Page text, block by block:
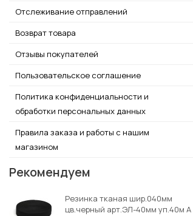
Отслеживание отправлений
Возврат товара
Отзывы покупателей
Пользовательское соглашение
Политика конфиденциальности и
обработки персональных данных
Правила заказа и работы с нашим
магазином
Рекомендуем
Резинка тканая шир.040мм
цв.черный арт.ЭЛ-40мм уп.40м А